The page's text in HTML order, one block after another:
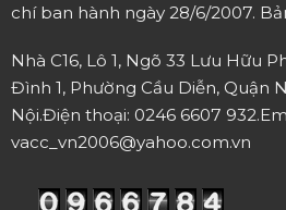
chí ban hành ngày 28/6/2007.
Nhà C16, Lô 1, Ngõ 33 Lưu Hữu
Đình 1, Phường Cầu Diễn, Quận
Nội.Điện thoại: 0246 6607 932.
vacc_vn2006@yahoo.com.vn